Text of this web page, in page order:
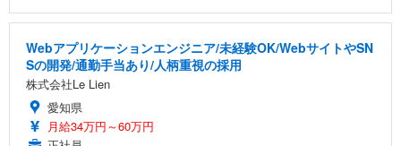
Webアプリケーションエンジニア/未経験OK/WebサイトやSN
Sの開発/通勤手当あり/人柄重視の採用
株式会社Le Lien
愛知県
月給34万円～60万円